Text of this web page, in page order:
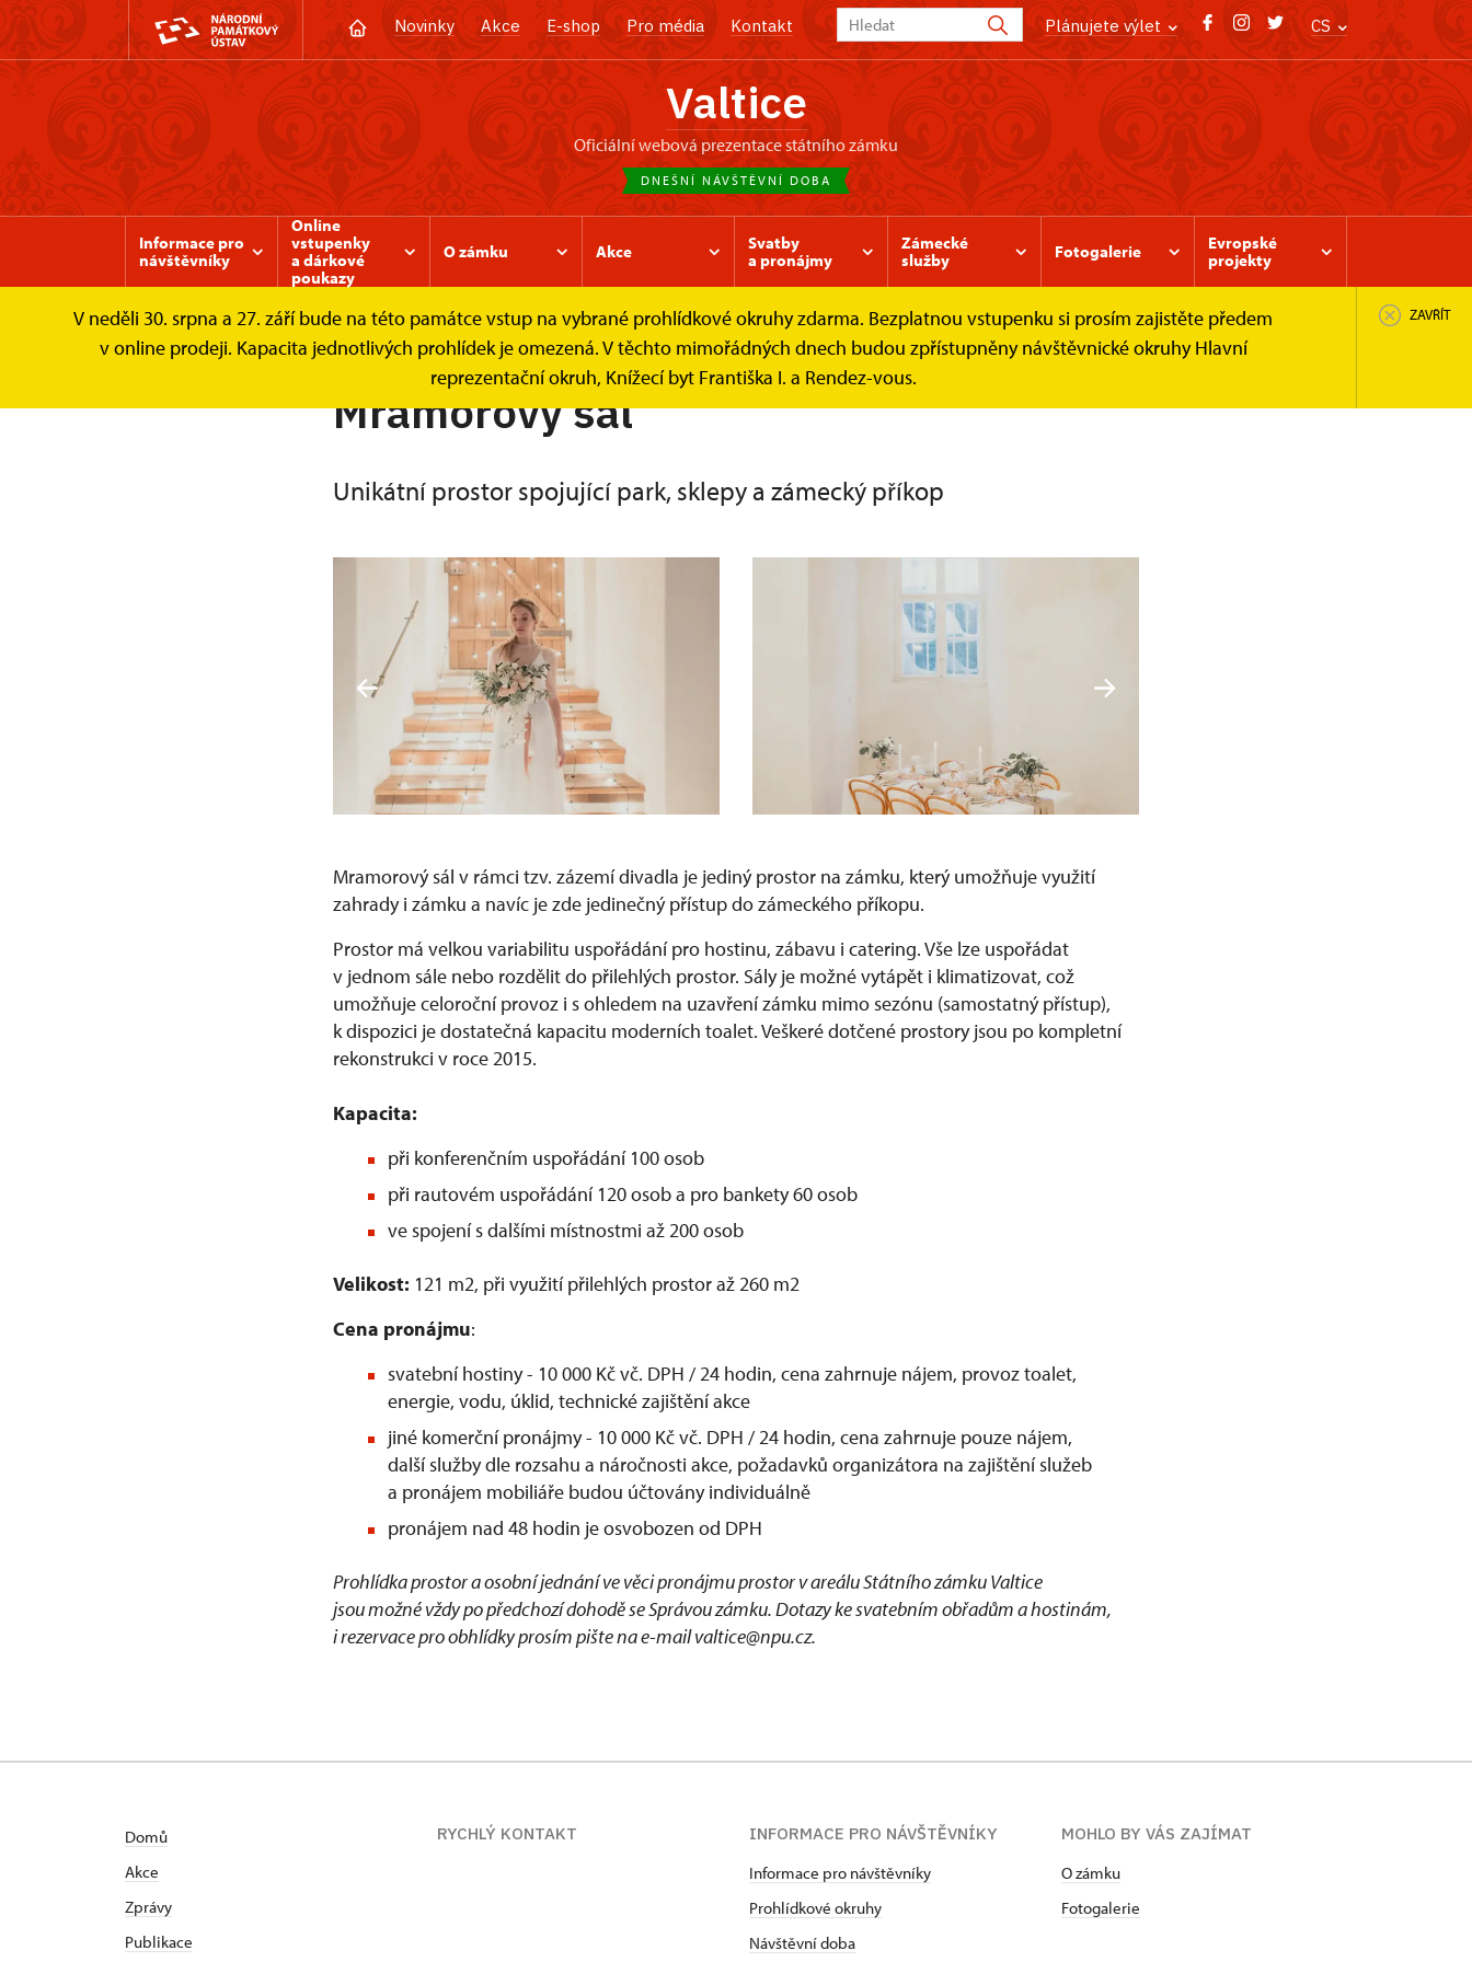
Novinky Akce E-shop Pro média Kontakt Plánujete výlet CS
Valtice
oficiální webová prezentace státního zámku
DNEŠNÍ NÁVŠTĚVNÍ DOBA
Informace pro
návštěvníky
Online
vstupenky
a dárkové
poukazy
O zámku Akce
Svatby
a pronájmy
Zámecké
služby
Fotogalerie
Evropské
projekty
V neděli 30. srpna a 27. září bude na této památce vstup na vybrané prohlídkové okruhy zdarma. Bezplatnou vstupenku si prosím zajistěte předem
v online prodeji. Kapacita jednotlivých prohlídek je omezená. V těchto mimořádných dnech budou zpřístupněny návštěvnické okruhy Hlavní
reprezentační okruh, Knížecí byt Františka I. a Rendez-vous.
ZAVŘÍT
Zámek Valtice Svatby a pronájmy Mramorový sál
Mramorový sál
Unikátní prostor spojující park, sklepy a zámecký příkop
Mramorový sál v rámci tzv. zázemí divadla je jediný prostor na zámku, který umožňuje využití
zahrady i zámku a navíc je zde jedinečný přístup do zámeckého příkopu.
Prostor má velkou variabilitu uspořádání pro hostinu, zábavu i catering. Vše lze uspořádat
v jednom sále nebo rozdělit do přilehlých prostor. Sály je možné vytápět i klimatizovat, což
umožňuje celoroční provoz i s ohledem na uzavření zámku mimo sezónu (samostatný přístup),
k dispozici je dostatečná kapacitu moderních toalet. Veškeré dotčené prostory jsou po kompletní
rekonstrukci v roce 2015.
Kapacita:
při konferenčním uspořádání 100 osob
při rautovém uspořádání 120 osob a pro bankety 60 osob
ve spojení s dalšími místnostmi až 200 osob
Velikost: 121 m2, při využití přilehlých prostor až 260 m2
Cena pronájmu:
svatební hostiny - 10 000 Kč vč. DPH / 24 hodin, cena zahrnuje nájem, provoz toalet,
energie, vodu, úklid, technické zajištění akce
jiné komerční pronájmy - 10 000 Kč vč. DPH / 24 hodin, cena zahrnuje pouze nájem,
další služby dle rozsahu a náročnosti akce, požadavků organizátora na zajištění služeb
a pronájem mobiliáře budou účtovány individuálně
pronájem nad 48 hodin je osvobozen od DPH
Prohlídka prostor a osobní jednání ve věci pronájmu prostor v areálu Státního zámku Valtice
jsou možné vždy po předchozí dohodě se Správou zámku. Dotazy ke svatebním obřadům a hostinám,
i rezervace pro obhlídky prosím pište na e-mail valtice@npu.cz.
Domů
Akce
Zprávy
Publikace
RYCHLÝ KONTAKT
INFORMACE PRO NÁVŠTĚVNÍKY
Informace pro návštěvníky
Prohlídkové okruhy
Návštěvní doba
MOHLO BY VÁS ZAJÍMAT
O zámku
Fotogalerie